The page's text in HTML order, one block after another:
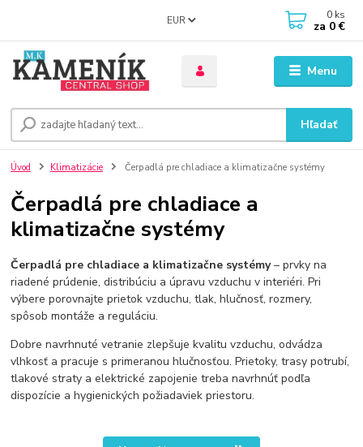
Menu
EUR
Hľadať
0 ks
za 0 €
Úvod Klimatizácie Čerpadlá pre chladiace a klimatizačne systémy
Čerpadlá pre chladiace a
klimatizačne systémy
Čerpadlá pre chladiace a klimatizačne systémy– prvky na
riadené prúdenie, distribúciu a úpravu vzduchu v interiéri. Pri
výbere porovnajte prietok vzduchu, tlak, hlučnosť, rozmery,
spôsob montáže a reguláciu.
Dobre navrhnuté vetranie zlepšuje kvalitu vzduchu, odvádza
vlhkosť a pracuje s primeranou hlučnosťou. Prietoky, trasy potrubí,
tlakové straty a elektrické zapojenie treba navrhnúť podľa
dispozície a hygienických požiadaviek priestoru.